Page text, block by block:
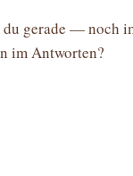
du gerade — noch
im Antworten?